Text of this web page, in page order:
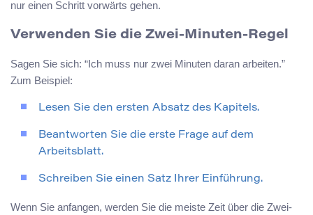
nur einen Schritt vorwärts gehen.
Verwenden Sie die Zwei-Minuten-Regel
Sagen Sie sich: “Ich muss nur zwei Minuten daran arbeiten.”
Zum Beispiel:
Lesen Sie den ersten Absatz des Kapitels.
Beantworten Sie die erste Frage auf dem
Arbeitsblatt.
Schreiben Sie einen Satz Ihrer Einführung.
Wenn Sie anfangen, werden Sie die meiste Zeit über die Zwei-